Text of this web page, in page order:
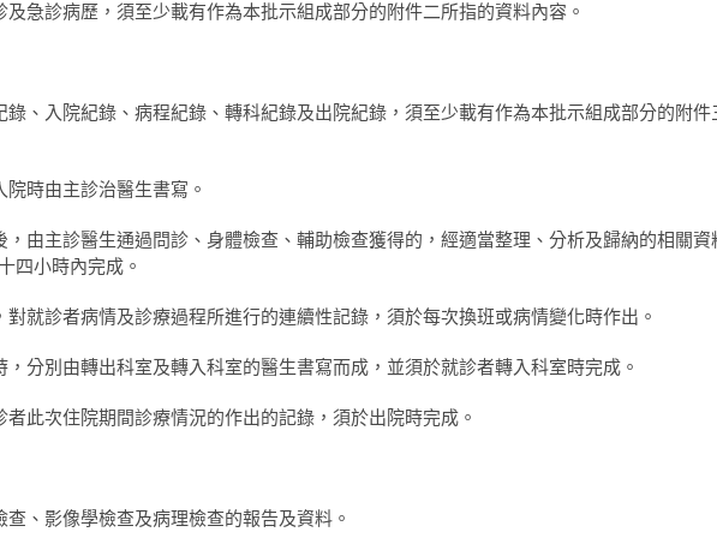
急診病歷，須至少載有作為本批示組成部分的附件二所指的資料內容。
錄、入院紀錄、病程紀錄、轉科紀錄及出院紀錄，須至少載有作為本批示組成部分的附件
時由主診治醫生書寫。
，由主診醫生通過問診、身體檢查、輔助檢查獲得的，經適當整理、分析及歸納的相關資
四小時內完成。
對就診者病情及診療過程所進行的連續性記錄，須於每次換班或病情變化時作出。
，分別由轉出科室及轉入科室的醫生書寫而成，並須於就診者轉入科室時完成。
此次住院期間診療情況的作出的記錄，須於出院時完成。
、影像學檢查及病理檢查的報告及資料。